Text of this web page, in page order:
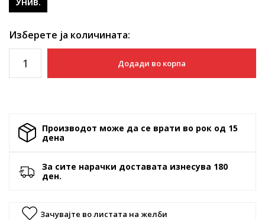
Изберете ја количината:
Додади во корпа
Производот може да се врати во рок од 15
денa
За сите нарачки доставата изнесува 180
ден.
Зачувајте во листата на желби